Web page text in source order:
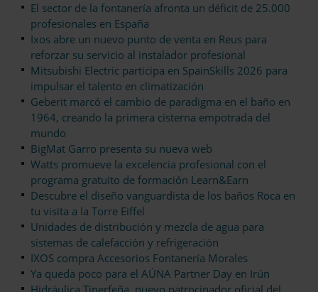
El sector de la fontanería afronta un déficit de 25.000
profesionales en España
Ixos abre un nuevo punto de venta en Reus para
reforzar su servicio al instalador profesional
Mitsubishi Electric participa en SpainSkills 2026 para
impulsar el talento en climatización
Geberit marcó el cambio de paradigma en el baño en
1964, creando la primera cisterna empotrada del
mundo
BigMat Garro presenta su nueva web
Watts promueve la excelencia profesional con el
programa gratuito de formación Learn&Earn
Descubre el diseño vanguardista de los baños Roca en
tu visita a la Torre Eiffel
Unidades de distribución y mezcla de agua para
sistemas de calefacción y refrigeración
IXOS compra Accesorios Fontanería Morales
Ya queda poco para el AÚNA Partner Day en Irún